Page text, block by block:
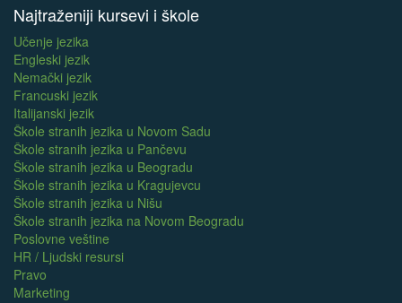
Najtraženiji kursevi i škole
Učenje jezika
Engleski jezik
Nemački jezik
Francuski jezik
Italijanski jezik
Škole stranih jezika u Novom Sadu
Škole stranih jezika u Pančevu
Škole stranih jezika u Beogradu
Škole stranih jezika u Kragujevcu
Škole stranih jezika u Nišu
Škole stranih jezika na Novom Beogradu
Poslovne veštine
HR / Ljudski resursi
Pravo
Marketing